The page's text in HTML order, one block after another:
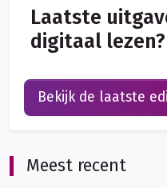
Meest recent
Laatste
digitaal lezen?
Bekijk de laatste